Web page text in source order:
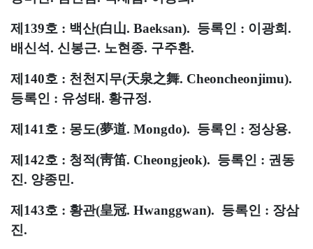
제139호 : 백산(白山. Baeksan). 등록인 : 이광희.
배신석. 신봉근. 노현종. 구주환.
제140호 : 천천지무(天泉之舞. Cheoncheonjimu).
등록인 : 유성태. 황규정.
제141호 : 몽도(夢道. Mongdo). 등록인 : 정상용.
제142호 : 청적(靑笛. Cheongjeok). 등록인 : 권동
진. 양종민.
제143호 : 황관(皇冠. Hwanggwan). 등록인 : 장삼
진.